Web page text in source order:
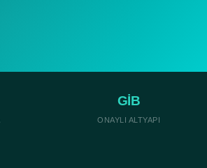
GİB
ONAYLI ALTYAPI